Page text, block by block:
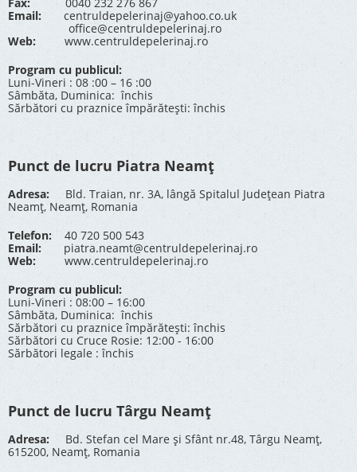
Email:
centruldepelerinaj@yahoo.co.uk
office@centruldepelerinaj.ro
Web:
www.centruldepelerinaj.ro
Program cu publicul:
Luni-Vineri : 08 :00 – 16 :00
Sâmbăta, Duminica: închis
Sărbători cu praznice împărătești: închis
Punct de lucru Piatra Neamț
Adresa: Bld. Traian, nr. 3A, lângă Spitalul Județean Piatra
Neamț, Neamț, Romania
Telefon:40 720 500 543
Email:
piatra.neamt@centruldepelerinaj.ro
Web:
www.centruldepelerinaj.ro
Program cu publicul:
Luni-Vineri : 08:00 – 16:00
Sâmbăta, Duminica: închis
Sărbători cu praznice împărătești: închis
Sărbători cu Cruce Rosie: 12:00 - 16:00
Sărbători legale : închis
Punct de lucru Târgu Neamț
Adresa: Bd. Stefan cel Mare și Sfânt nr.48, Târgu Neamț,
615200, Neamț, Romania